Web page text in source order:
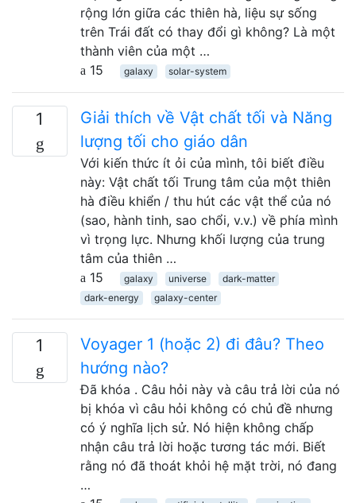
rộng lớn giữa các thiên hà, liệu sự sống
trên Trái đất có thay đổi gì không? Là một
thành viên của một …
15
galaxy solar-system
1
Giải thích về Vật chất tối và Năng
lượng tối cho giáo dân
Với kiến ​​thức ít ỏi của mình, tôi biết điều
này: Vật chất tối Trung tâm của một thiên
hà điều khiển / thu hút các vật thể của nó
(sao, hành tinh, sao chổi, v.v.) về phía mình
vì trọng lực. Nhưng khối lượng của trung
tâm của thiên …
15
galaxy universe
dark-matter
dark-energy
galaxy-center
1
Voyager 1 (hoặc 2) đi đâu? Theo
hướng nào?
Đã khóa . Câu hỏi này và câu trả lời của nó
bị khóa vì câu hỏi không có chủ đề nhưng
có ý nghĩa lịch sử. Nó hiện không chấp
nhận câu trả lời hoặc tương tác mới. Biết
rằng nó đã thoát khỏi hệ mặt trời, nó đang
…